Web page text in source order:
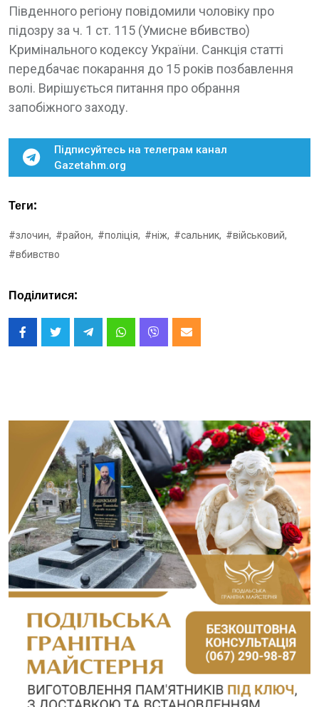
Південного регіону повідомили чоловіку про
підозру за ч. 1 ст. 115 (Умисне вбивство)
Кримінального кодексу України. Санкція статті
передбачає покарання до 15 років позбавлення
волі. Вирішується питання про обрання
запобіжного заходу.
Підписуйтесь на телеграм канал
Gazetahm.org
Теги:
#злочин, #район, #поліція, #ніж, #сальник, #військовий,
#вбивство
Поділитися: